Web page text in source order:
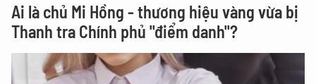
Ai là chủ Mi Hồng - thương hiệu vàng vừa bị
Thanh tra Chính phủ "điểm danh"?